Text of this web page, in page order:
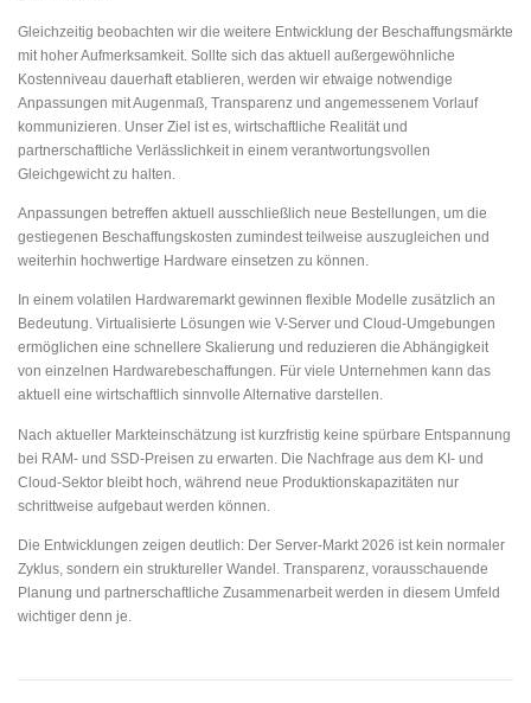
Gleichzeitig beobachten wir die weitere Entwicklung der Beschaffungsmärkte
mit hoher Aufmerksamkeit. Sollte sich das aktuell außergewöhnliche
Kostenniveau dauerhaft etablieren, werden wir etwaige notwendige
Anpassungen mit Augenmaß, Transparenz und angemessenem Vorlauf
kommunizieren. Unser Ziel ist es, wirtschaftliche Realität und
partnerschaftliche Verlässlichkeit in einem verantwortungsvollen
Gleichgewicht zu halten.
Anpassungen betreffen aktuell ausschließlich neue Bestellungen, um die
gestiegenen Beschaffungskosten zumindest teilweise auszugleichen und
weiterhin hochwertige Hardware einsetzen zu können.
In einem volatilen Hardwaremarkt gewinnen flexible Modelle zusätzlich an
Bedeutung. Virtualisierte Lösungen wie V-Server und Cloud-Umgebungen
ermöglichen eine schnellere Skalierung und reduzieren die Abhängigkeit
von einzelnen Hardwarebeschaffungen. Für viele Unternehmen kann das
aktuell eine wirtschaftlich sinnvolle Alternative darstellen.
Nach aktueller Markteinschätzung ist kurzfristig keine spürbare Entspannung
bei RAM- und SSD-Preisen zu erwarten. Die Nachfrage aus dem KI- und
Cloud-Sektor bleibt hoch, während neue Produktionskapazitäten nur
schrittweise aufgebaut werden können.
Die Entwicklungen zeigen deutlich: Der Server-Markt 2026 ist kein normaler
Zyklus, sondern ein struktureller Wandel. Transparenz, vorausschauende
Planung und partnerschaftliche Zusammenarbeit werden in diesem Umfeld
wichtiger denn je.